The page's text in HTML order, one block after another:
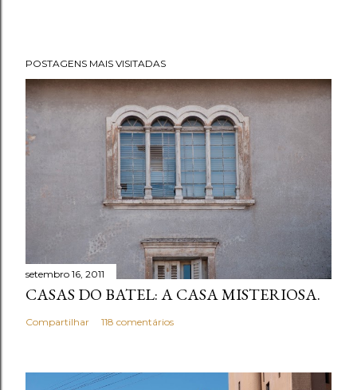
POSTAGENS MAIS VISITADAS
setembro 16, 2011
CASAS DO BATEL: A CASA MISTERIOSA.
Compartilhar 118 comentários